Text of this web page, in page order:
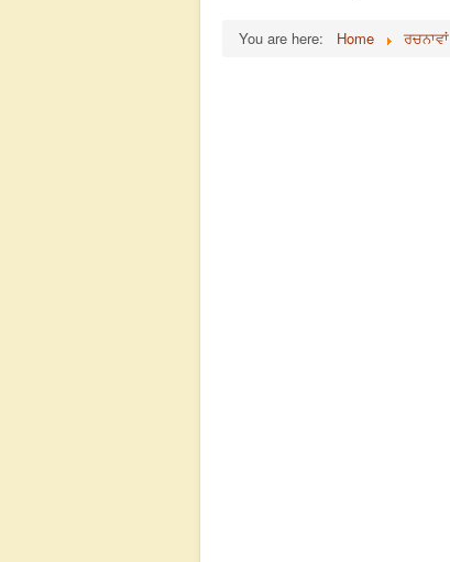
You are here: Home ਰਚਨਾਵਾਂ